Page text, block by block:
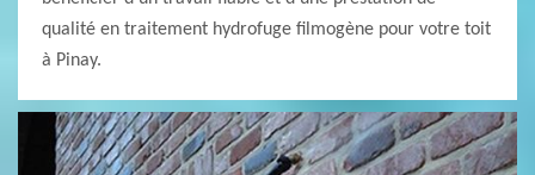
qualité en traitement hydrofuge filmogène pour votre toit
à Pinay.